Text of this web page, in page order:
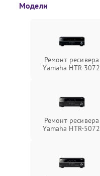
Модели
Ремонт ресивера
Yamaha HTR-3072
Ремонт ресивера
Yamaha HTR-5072